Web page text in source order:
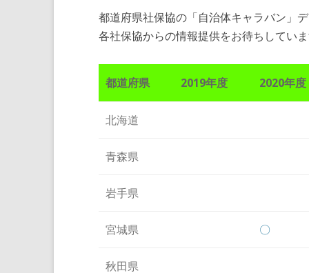
都道府県社保協の「自治体キャラバン」
各社保協からの情報提供をお待ちしてい
都道府県 2019年度 2020年度
北海道
青森県
岩手県
宮城県 〇
秋田県